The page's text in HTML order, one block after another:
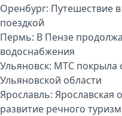
Оренбург: Путешествие
поездкой
Пермь: В Пензе
водоснабжения
Ульяновск: МТС покрыла
Ульяновской области
Ярославль: Ярославская
развитие речного